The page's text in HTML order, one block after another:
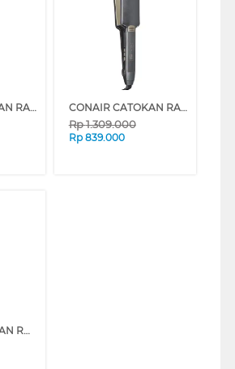
CONAIR CATOKAN RAMBUT INFINITIPRO TOURMALINE CERAMIC HAIR STRAIGHTENER CS1000ID CONAIR CATOKAN RAMBUT INFINITIPRO TOURMALINE CERAMIC HAIR STRAIGHTENER CS32ID
Rp1.309.000
Rp 839.000
TESCOM CATOKAN RAMBUT GLOSSPRO ARGAN STRAIGHTENER TS550ID